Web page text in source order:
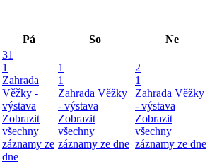
Pá So Ne
31
1
Zahrada
Věžky -
výstava
Zobrazit
všechny
záznamy ze
dne
1
1
Zahrada Věžky
- výstava
Zobrazit
všechny
záznamy ze dne
2
1
Zahrada Věžky
- výstava
Zobrazit
všechny
záznamy ze dne